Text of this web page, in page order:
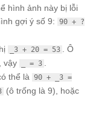
hình ảnh này bị lỗi
gợi ý số 9: 90 + ?
_3 + 20 = 53 . Ô
, vậy _ = 3 .
thể là 90 + _3 =
(ô trống là 9), hoặc